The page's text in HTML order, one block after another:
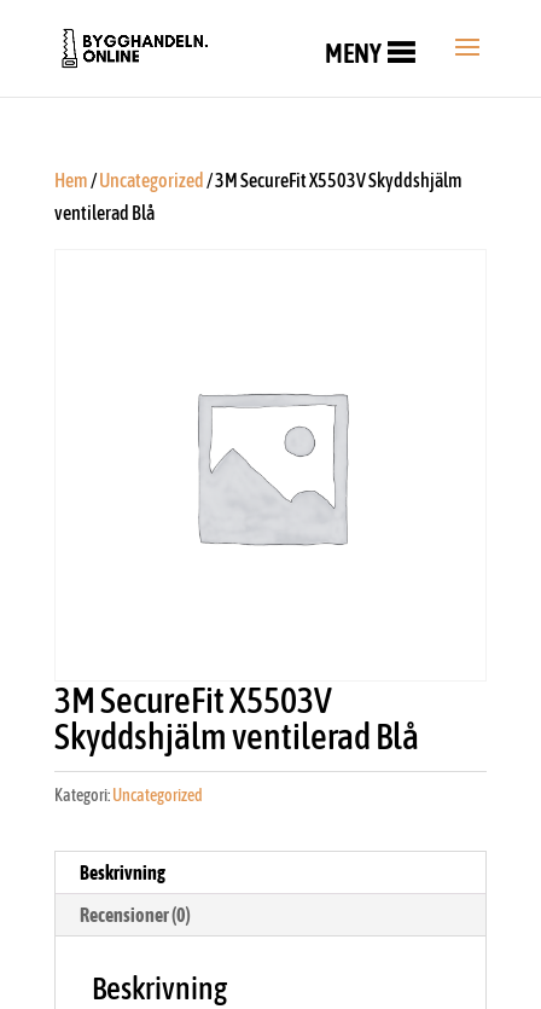
MENY
Hem/Uncategorized / 3M SecureFit X5503V Skyddshjälm
ventilerad Blå
3M SecureFit X5503V
Skyddshjälm ventilerad Blå
Kategori:Uncategorized
Beskrivning
Recensioner (0)
Beskrivning